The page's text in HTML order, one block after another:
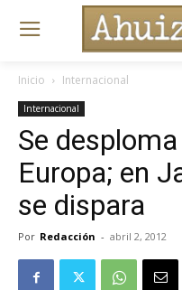
Inicio Internacional
Internacional
Se
Europa; en
se dispara
Por Redacción - abril 2, 2012